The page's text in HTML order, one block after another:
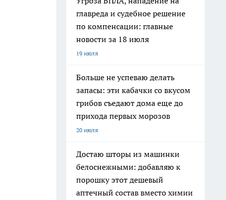
главреда и судебное решение
по компенсации: главные
новости за 18 июля
19 июля
Больше не успеваю делать
запасы: эти кабачки со вкусом
грибов съедают дома еще до
прихода первых морозов
20 июля
Достаю шторы из машинки
белоснежными: добавляю к
порошку этот дешевый
аптечный состав вместо химии